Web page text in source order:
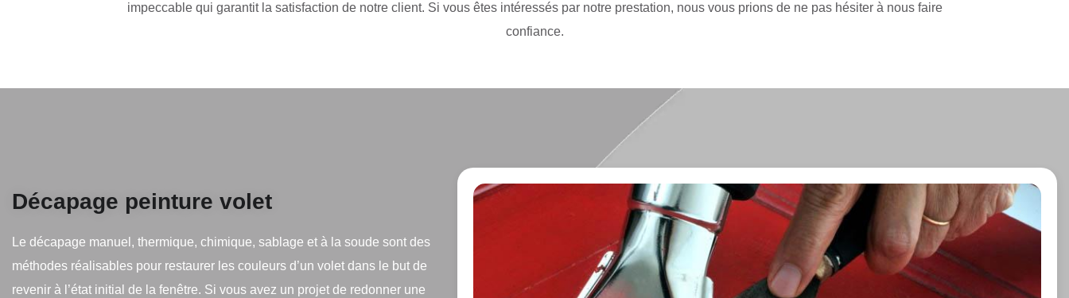
impeccable qui garantit la satisfaction de notre client. Si vous êtes intéressés par notre prestation, nous vous prions de ne pas hésiter à nous faire
confiance.
Décapage peinture volet
Le décapage manuel, thermique, chimique, sablage et à la soude sont des
méthodes réalisables pour restaurer les couleurs d’un volet dans le but de
revenir à l’état initial de la fenêtre. Si vous avez un projet de redonner une